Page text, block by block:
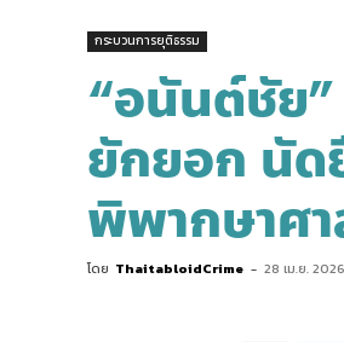
กระบวนการยุติธรรม
“อนันต์ชัย”
ยักยอก นัด
พิพากษาศ
โดย ThaitabloidCrime - 28 เม.ย. 2026